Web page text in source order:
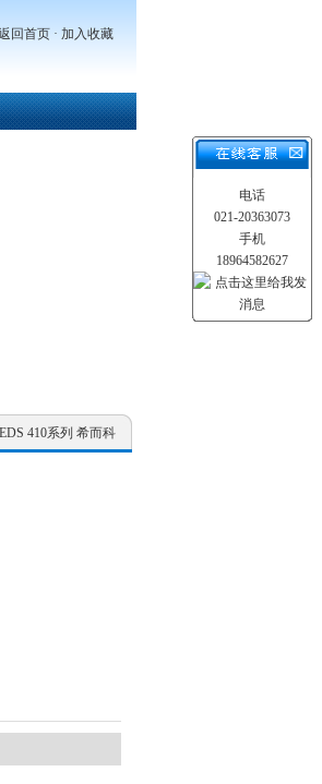
回首页 · 加入收藏
410系列 希而科
电话
021-20363073
手机
18964582627